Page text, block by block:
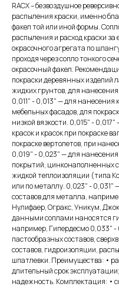
RACX – безвоздушное
распыления краски, именно
факел той или иной формы.
распыления и расход краски
окрасочного агрегата по
проходя через сопло тонкого
окрасочный факел.
покраски деревянных
жидких грунтов, для
0,011" - 0,013" — для нанесения
мебельных фасадов, для
низкой вязкости. 0,015" -
красок и красок при покраске
покраске вертолетов, при
0,019" - 0,023" — для
покрытий, цинконаполненных
жидкой теплоизоляции (типа
или по металлу. 0,023" -
составов для металла,
Нулифаер, Огракс, Уникум,
данными соплами наносятся
например, Гипердесмо 0,033"
пастообразных составов,
составов, гидроизоляции,
шпатлевки. Преимущества: •
длительный срок
надежность. Комплектация: •